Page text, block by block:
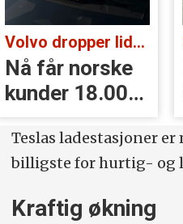
Volvo dropper lidar for godt:
Nå får norske
kunder 18.000
kr i erstatning
Teslas ladestasjoner
billigste for hurtig- og
Kraftig økning